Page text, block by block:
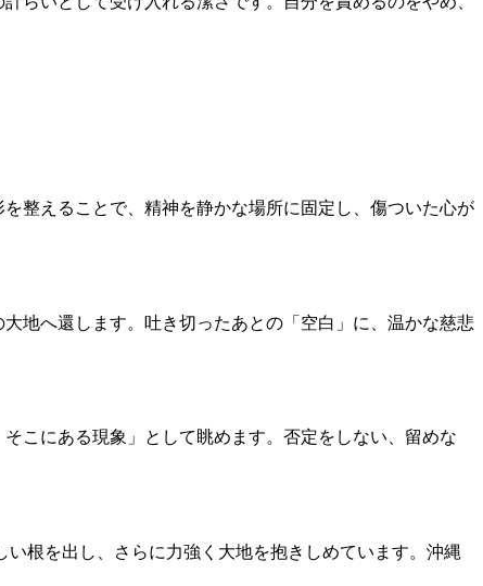
整えることで、精神を静かな場所に固定し、傷ついた心が
地へ還します。吐き切ったあとの「空白」に、温かな慈悲
こにある現象」として眺めます。否定をしない、留めな
根を出し、さらに力強く大地を抱きしめています。沖縄